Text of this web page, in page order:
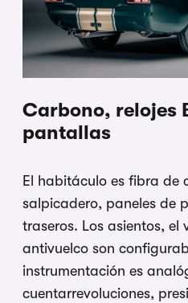
Carbono, relojes
pantallas
El habitáculo es fibra de
salpicadero, paneles de
traseros. Los asientos, el
antivuelco son
instrumentación es
cuentarrevoluciones,